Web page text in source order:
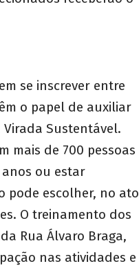
se inscrever entre
o papel de auxiliar
Sustentável.
mais de 700 pessoas
anos ou estar
pode escolher, no ato
O treinamento dos
Rua Álvaro Braga,
nas atividades e